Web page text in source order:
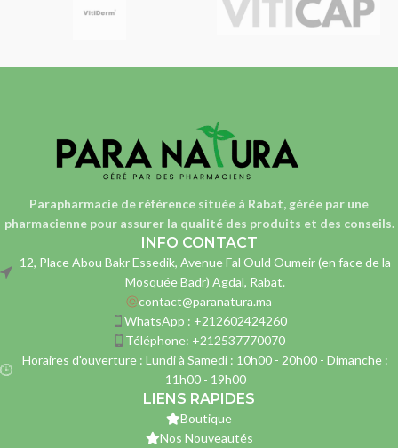
Parapharmacie de référence située à Rabat, gérée par une
pharmaciennepour assurer la qualité des produits et des conseils.
INFO CONTACT
12, Place Abou Bakr Essedik, Avenue Fal Ould Oumeir (en face de la
Mosquée Badr) Agdal, Rabat.
contact@paranatura.ma
WhatsApp : +212602424260
Téléphone: +212537770070
Horaires d'ouverture : Lundi à Samedi : 10h00 - 20h00 - Dimanche :
11h00 - 19h00
LIENS RAPIDES
Boutique
Nos Nouveautés